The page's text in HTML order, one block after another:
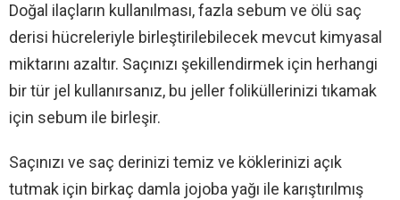
Doğal ilaçların kullanılması, fazla sebum ve ölü saç
derisi hücreleriyle birleştirilebilecek mevcut kimyasal
miktarını azaltır. Saçınızı şekillendirmek için herhangi
bir tür jel kullanırsanız, bu jeller foliküllerinizi tıkamak
için sebum ile birleşir.
Saçınızı ve saç derinizi temiz ve köklerinizi açık
tutmak için birkaç damla jojoba yağı ile karıştırılmış